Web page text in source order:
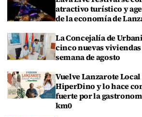
atractivo turístico y
de la economía de
La Concejalía de
cinco nuevas
semana de agosto
Vuelve Lanzarote
HiperDino y lo hace
fuerte por la
km0